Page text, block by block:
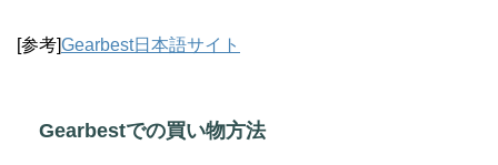
[参考]Gearbest日本語サイト
Gearbestでの買い物方法